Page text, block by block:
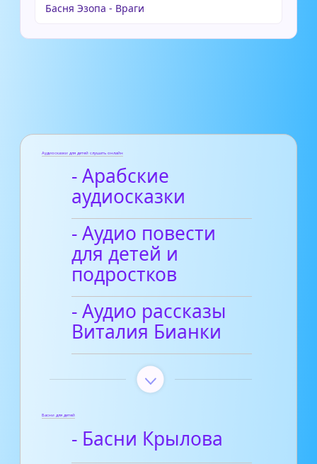
Басня Эзопа - Враги
Аудиосказки для детей слушать онлайн
- Арабские
аудиосказки
- Аудио повести
для детей и
подростков
- Аудио рассказы
Виталия Бианки
Басни для детей
- Басни Крылова